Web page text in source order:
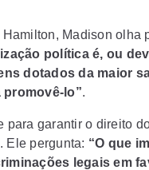
Madison olha
política é, ou
dotados da maior
promovê-lo”.
para garantir o direito
Ele pergunta: “O que
legais em